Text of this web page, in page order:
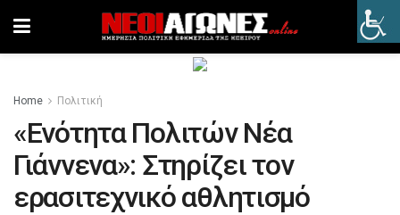
Home Πολιτική
«Ενότητα Πολιτών Νέα
Γιάννενα»: Στηρίζει τον
ερασιτεχνικό αθλητισμό